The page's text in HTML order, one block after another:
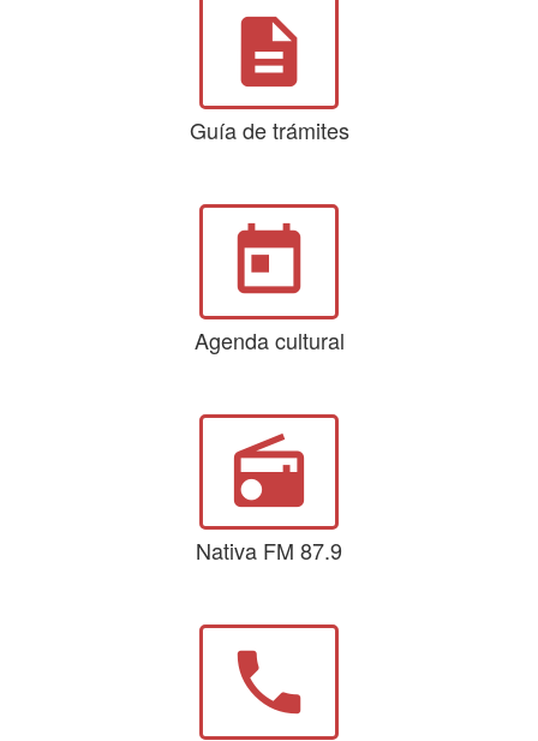
description
Guía de trámites
today
Agenda cultural
radio
Nativa FM 87.9
phone